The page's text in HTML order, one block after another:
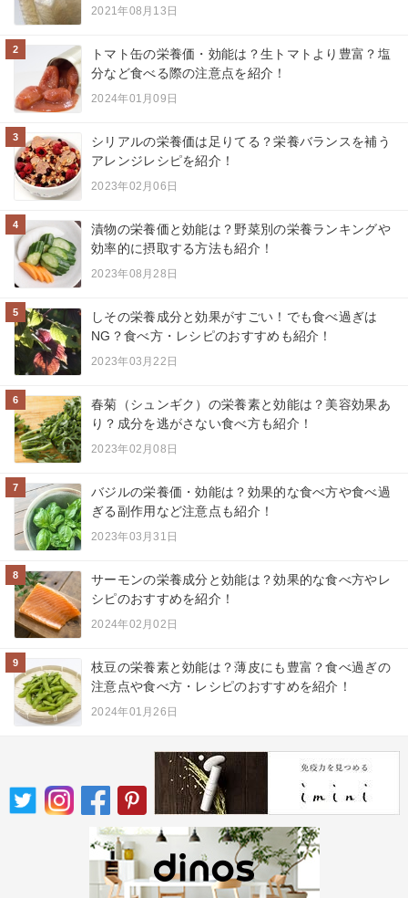
2021年08月13日
2
トマト缶の栄養価・効能は？生トマトより豊富？塩
分など食べる際の注意点を紹介！
2024年01月09日
3
シリアルの栄養価は足りてる？栄養バランスを補う
アレンジレシピを紹介！
2023年02月06日
4
漬物の栄養価と効能は？野菜別の栄養ランキングや
効率的に摂取する方法も紹介！
2023年08月28日
5
しその栄養成分と効果がすごい！でも食べ過ぎは
NG？食べ方・レシピのおすすめも紹介！
2023年03月22日
6
春菊（シュンギク）の栄養素と効能は？美容効果あ
り？成分を逃がさない食べ方も紹介！
2023年02月08日
7
バジルの栄養価・効能は？効果的な食べ方や食べ過
ぎる副作用など注意点も紹介！
2023年03月31日
8
サーモンの栄養成分と効能は？効果的な食べ方やレ
シピのおすすめを紹介！
2024年02月02日
9
枝豆の栄養素と効能は？薄皮にも豊富？食べ過ぎの
注意点や食べ方・レシピのおすすめを紹介！
2024年01月26日